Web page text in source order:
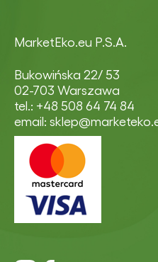
MarketEko.eu P.S.A.
Bukowińska 22/ 53
02-703 Warszawa
tel.: +48 508 64 74 84
email: